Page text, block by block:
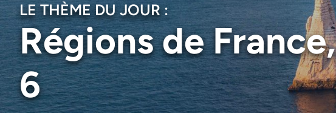
LE THÈME DU JOUR :
Régions de France,
6